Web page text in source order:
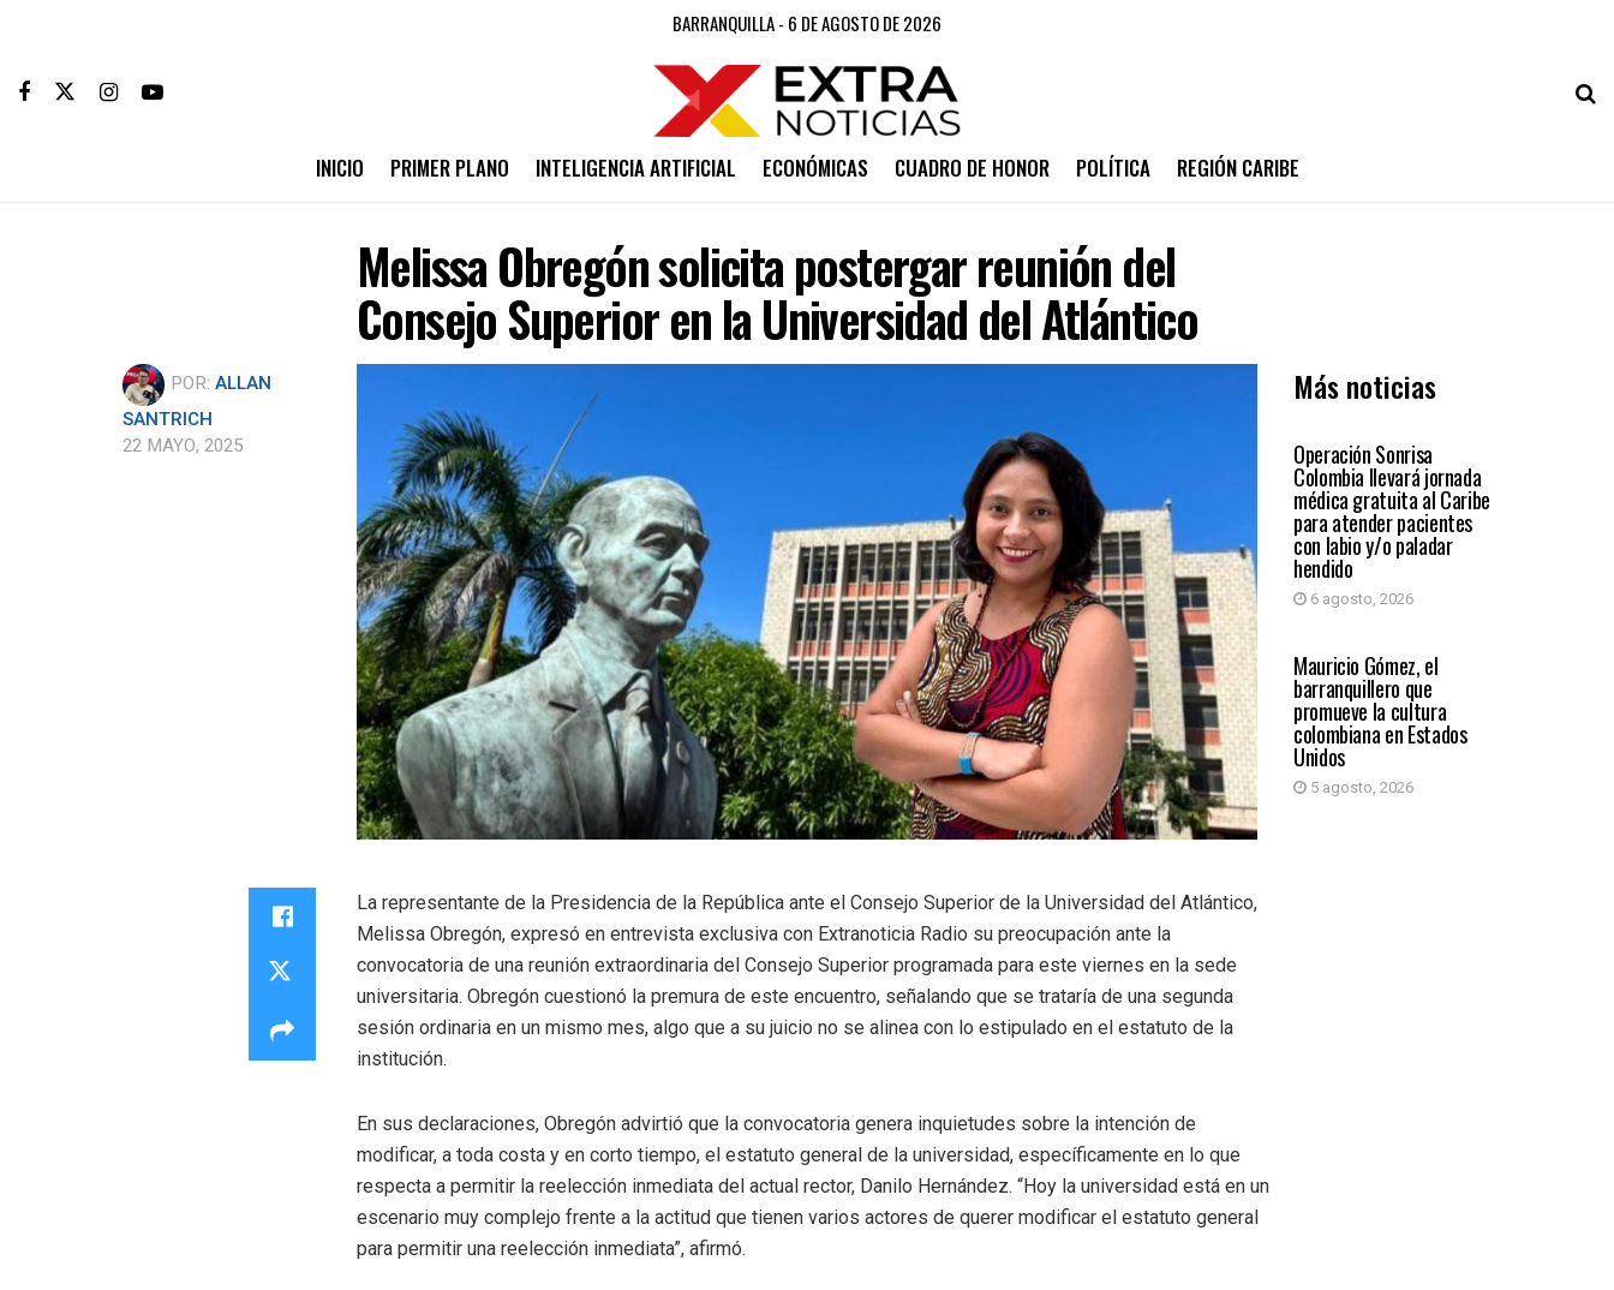
BARRANQUILLA - 6 DE AGOSTO DE 2026
INICIO PRIMER PLANO INTELIGENCIA ARTIFICIAL ECONÓMICAS CUADRO DE HONOR POLÍTICA REGIÓN CARIBE
Melissa Obregón solicita postergar reunión del
Consejo Superior en la Universidad del Atlántico
POR: ALLAN
SANTRICH
22 MAYO, 2025
Más noticias
PRIMER PLANO
Operación Sonrisa
Colombia llevará jornada
médica gratuita al Caribe
para atender pacientes
con labio y/o paladar
hendido
6 agosto, 2026
PRIMER PLANO
Mauricio Gómez, el
barranquillero que
promueve la cultura
colombiana en Estados
Unidos
5 agosto, 2026
La representante de la Presidencia de la República ante el Consejo Superior de la Universidad del Atlántico,
Melissa Obregón, expresó en entrevista exclusiva con Extranoticia Radio su preocupación ante la
convocatoria de una reunión extraordinaria del Consejo Superior programada para este viernes en la sede
universitaria. Obregón cuestionó la premura de este encuentro, señalando que se trataría de una segunda
sesión ordinaria en un mismo mes, algo que a su juicio no se alinea con lo estipulado en el estatuto de la
institución.
En sus declaraciones, Obregón advirtió que la convocatoria genera inquietudes sobre la intención de
modificar, a toda costa y en corto tiempo, el estatuto general de la universidad, específicamente en lo que
respecta a permitir la reelección inmediata del actual rector, Danilo Hernández. “Hoy la universidad está en un
escenario muy complejo frente a la actitud que tienen varios actores de querer modificar el estatuto general
para permitir una reelección inmediata”, afirmó.